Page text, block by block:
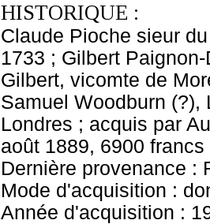
HISTORIQUE :
Claude Pioche sieur
1733 ; Gilbert
Gilbert, vicomte de
Samuel Woodburn
Londres ; acquis par
août 1889, 6900
Dernière provenance :
Mode d'acquisition :
Année d'acquisition :